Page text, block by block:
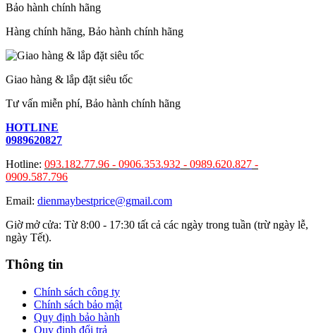
Bảo hành chính hãng
Hàng chính hãng, Bảo hành chính hãng
Giao hàng & lắp đặt siêu tốc
Tư vấn miễn phí, Bảo hành chính hãng
HOTLINE
0989620827
Hotline: 093.182.77.96 - 0906.353.932 - 0989.620.827 -
0909.587.796
Email: dienmaybestprice@gmail.com
Giờ mở cửa: Từ 8:00 - 17:30 tất cả các ngày trong tuần (trừ ngày lễ,
ngày Tết).
Thông tin
Chính sách công ty
Chính sách bảo mật
Quy định bảo hành
Quy định đổi trả